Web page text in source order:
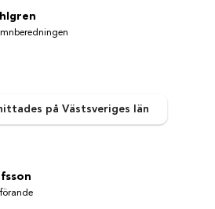
på Västsveriges län